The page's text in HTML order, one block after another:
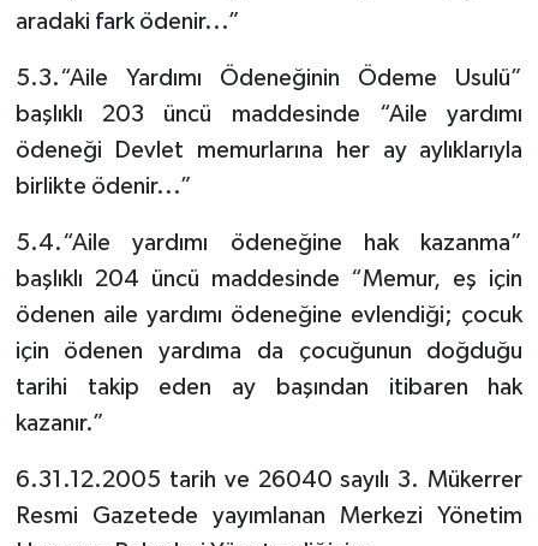
aradaki fark ödenir...”
5.3.“Aile Yardımı Ödeneğinin Ödeme Usulü”
başlıklı 203 üncü maddesinde “Aile yardımı
ödeneği Devlet memurlarına her ay aylıklarıyla
birlikte ödenir...”
5.4.“Aile yardımı ödeneğine hak kazanma”
başlıklı 204 üncü maddesinde “Memur, eş için
ödenen aile yardımı ödeneğine evlendiği; çocuk
için ödenen yardıma da çocuğunun doğduğu
tarihi takip eden ay başından itibaren hak
kazanır.”
6.31.12.2005 tarih ve 26040 sayılı 3. Mükerrer
Resmi Gazetede yayımlanan Merkezi Yönetim